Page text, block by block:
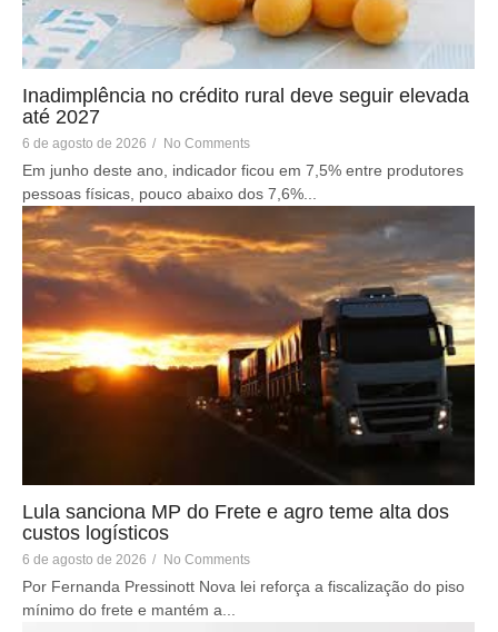
Inadimplência no crédito rural deve seguir elevada
até 2027
6 de agosto de 2026 / No Comments
Em junho deste ano, indicador ficou em 7,5% entre produtores
pessoas físicas, pouco abaixo dos 7,6%...
Lula sanciona MP do Frete e agro teme alta dos
custos logísticos
6 de agosto de 2026 / No Comments
Por Fernanda Pressinott Nova lei reforça a fiscalização do piso
mínimo do frete e mantém a...